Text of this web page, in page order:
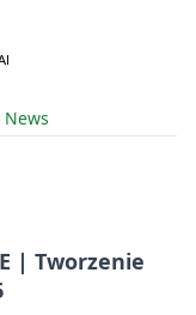
News
| Tworzenie